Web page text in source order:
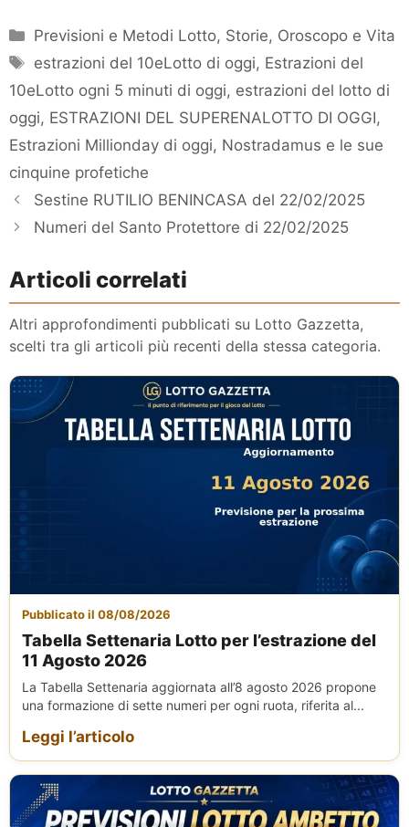
Categorie
Previsioni e Metodi Lotto, Storie, Oroscopo e Vita
Tag
estrazioni del 10eLotto di oggi, Estrazioni del
10eLotto ogni 5 minuti di oggi, estrazioni del lotto di
oggi, ESTRAZIONI DEL SUPERENALOTTO DI OGGI,
Estrazioni Millionday di oggi, Nostradamus e le sue
cinquine profetiche
Sestine RUTILIO BENINCASA del 22/02/2025
Numeri del Santo Protettore di 22/02/2025
Articoli correlati
Altri approfondimenti pubblicati su Lotto Gazzetta,
scelti tra gli articoli più recenti della stessa categoria.
Pubblicato il 08/08/2026
Tabella Settenaria Lotto per l’estrazione del
11 Agosto 2026
La Tabella Settenaria aggiornata all’8 agosto 2026 propone
una formazione di sette numeri per ogni ruota, riferita al...
Leggi l’articolo